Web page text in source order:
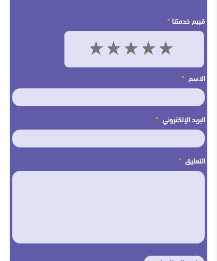
قييم خدمتنا *
4 3 2 1
الاسم *
البريد الإلكتروني *
التعليق *